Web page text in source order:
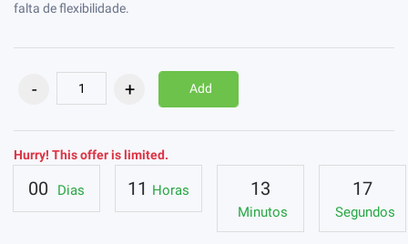
falta de flexibilidade.
Add
Hurry! This offer is limited.
00 Dias 11 Horas 13
Minutos
17
Segundos